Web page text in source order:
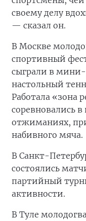
своему делу
— сказал он.
В Москве
спортивный
сыграли в
настольный
Работала «зона
соревновались
отжиманиях,
набивного мяча.
В Санкт-
состоялись
партийный
активности.
В Туле